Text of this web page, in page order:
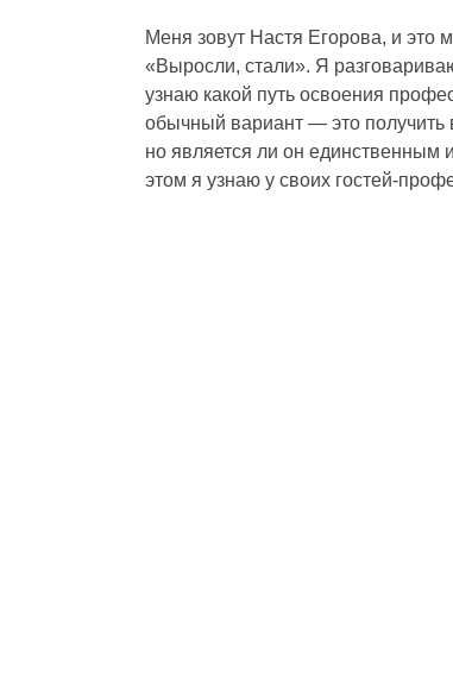
Меня зовут Настя Егорова, и это
«Выросли, стали». Я
узнаю какой путь освоения
обычный вариант — это
но является ли он единственным
этом я узнаю у своих гостей-